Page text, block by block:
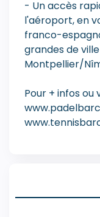
- Un accès
l'aéroport, en
franco-
grandes de
Montpellier/
Pour + infos ou